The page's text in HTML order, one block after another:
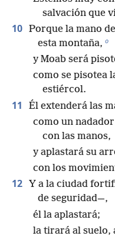
salvación que
10 Porque la mano
esta montaña, o
y Moab será
como se pisotea
estiércol.
11
Él extenderá las
como un
con las manos,
y aplastará su
con los
12
Y a la ciudad
de seguridad—,
él la aplastará;
la tirará al suelo,